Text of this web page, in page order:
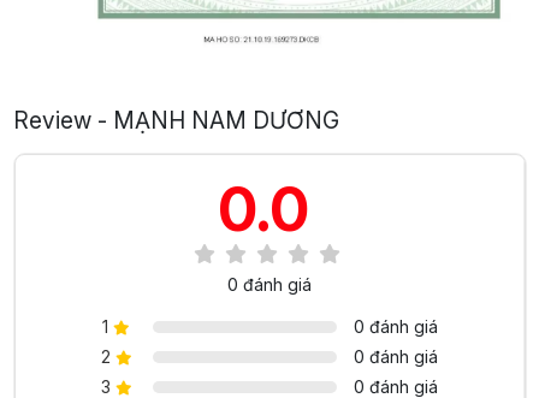
Review - MẠNH NAM DƯƠNG
0.0
0 đánh giá
1
0 đánh giá
2
0 đánh giá
3
0 đánh giá